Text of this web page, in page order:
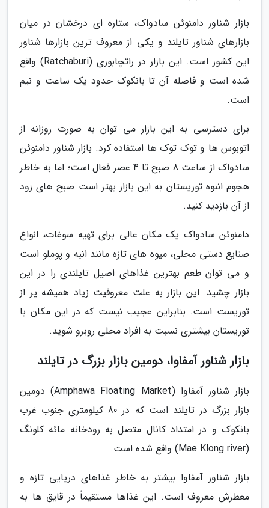
بازار شناور دامنوئن سادواک، ستاره ای درخشان در میان
بازارهای شناور تایلند و یکی از معروف ترین بازارها شناور
این کشور است. این بازار در راتچابوری (Ratchaburi) واقع
شده است و فاصله آن تا بانکوک حدود یک ساعت و نیم
است.
برای دسترسی به این بازار می توان به صورت روزانه از
اتوبوس ها و توک توک ها استفاده کرد. بازار شناور دامنوئن
سادواک از ساعت 8 صبح تا 4 عصر فعال است؛ اما به خاطر
هجوم انبوه توریستان به این بازار بهتر است صبح های زود
از آن بازدید کنید.
دامنوئن سادواک یک مکان عالی برای تهیه سوغات، انواع
صنایع دستی محلی، میوه های تازه مانند انبه و پوملو است
و می توان طعم بهترین غذاهای اصیل تایلندی را در این
بازار چشید. این بازار به علت معروفیت زیاد همیشه پر از
توریست است. بنابراین عجیب نیست که در این مکان با
توریستان بیشتری نسبت به افراد محلی روبرو شوید.
بازار شناور آمفاوا، دومین بازار بزرگ در تایلند
بازار شناور آمفاوا (Amphawa Floating Market) دومین
بازار بزرگ در تایلند است که در 80 کیلومتری جنوب غرب
بانکوک و در امتداد کانال متصل به رودخانه مائه کلونگ
(Mae Klong river) واقع شده است.
بازار شناور آمفاوا بیشتر به خاطر غذاهای دریایی تازه و
معطرش معروف است. این غذاها مستقیماً در قایق ها به